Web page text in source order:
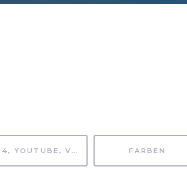
MP4, YOUTUBE, VIMEO FARBEN